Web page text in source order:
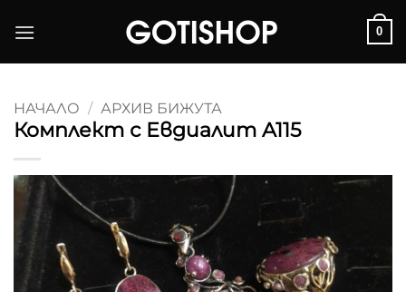
0
НАЧАЛО / АРХИВ БИЖУТА
Комплект с Евдиалит A115